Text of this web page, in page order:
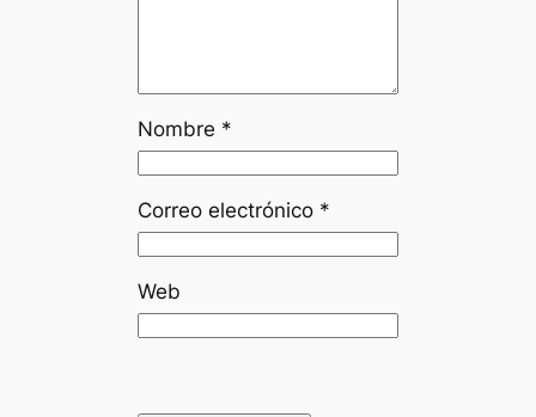
Nombre *
Correo electrónico *
Web